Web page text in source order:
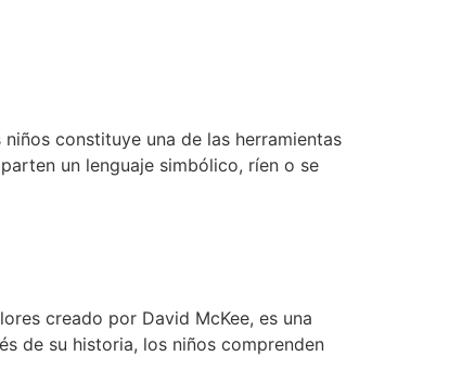
constituye una de las herramientas
un lenguaje simbólico, ríen o se
creado por David McKee, es una
de su historia, los niños comprenden